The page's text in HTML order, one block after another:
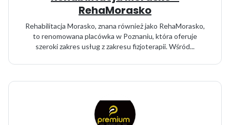
RehaMorasko
Rehabilitacja Morasko, znana również jako RehaMorasko,
to renomowana placówka w Poznaniu, która oferuje
szeroki zakres usług z zakresu fizjoterapii. Wśród...